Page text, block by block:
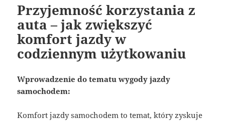
Przyjemność korzystania z
auta – jak zwiększyć
komfort jazdy w
codziennym użytkowaniu
Wprowadzenie do tematu wygody jazdy
samochodem:
Komfort jazdy samochodem to temat, który zyskuje